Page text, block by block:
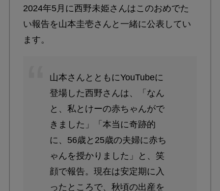
2024年5月に西野未姫さんはこのおめでた
い報告を山本圭壱さんと一緒に公表してい
ます。
山本さんとともにYouTubeに
登場した西野さんは、「なん
と、私とけーの赤ちゃんがで
きました」「本当に奇跡的
に、56歳と25歳の夫婦に赤ち
ゃんを授かりました」と、笑
顔で報告。現在は安定期に入
ったところで、秋頃の出産を